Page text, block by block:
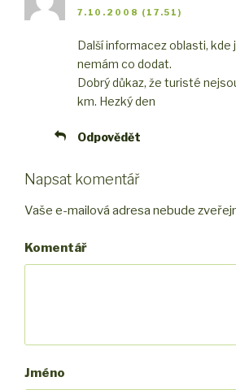
7.10.2008 (17.51)
Další informacez oblasti, kde
nemám co dodat.
Dobrý důkaz, že turisté
km. Hezký den
Odpovědět
Napsat komentář
Vaše e-mailová adresa nebude
Komentář
Jméno